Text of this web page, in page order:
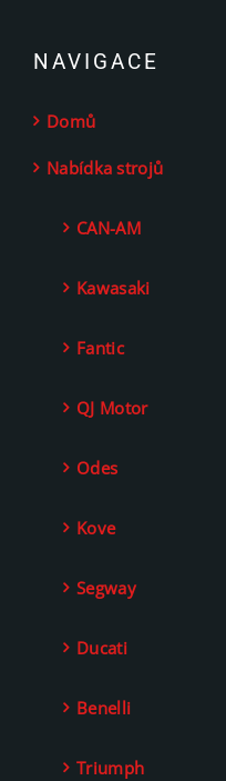
NAVIGACE
Domů
Nabídka strojů
CAN-AM
Kawasaki
Fantic
QJ Motor
Odes
Kove
Segway
Ducati
Benelli
Triumph